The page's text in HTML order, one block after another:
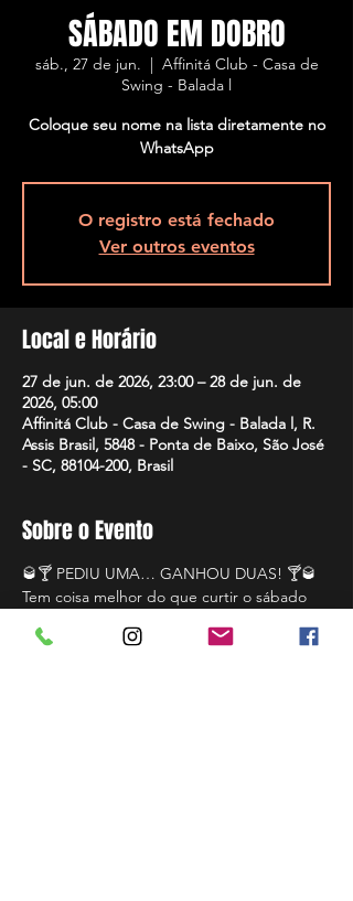
SÁBADO EM DOBRO
sáb., 27 de jun.
  |
Affinitá Club - Casa de
Swing - Balada l
Coloque seu nome na lista diretamente no
WhatsApp
O registro está fechado
Ver outros eventos
Local e Horário
27 de jun. de 2026, 23:00 – 28 de jun. de
2026, 05:00
Affinitá Club - Casa de Swing - Balada l, R.
Assis Brasil, 5848 - Ponta de Baixo, São José
- SC, 88104-200, Brasil
Sobre o Evento
🥃🍸 PEDIU UMA… GANHOU DUAS! 🍸🥃
Tem coisa melhor do que curtir o sábado
🔥